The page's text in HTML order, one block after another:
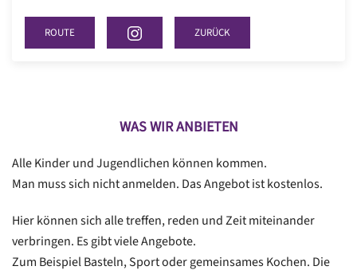
ROUTE ZURÜCK
WAS WIR ANBIETEN
Alle Kinder und Jugendlichen können kommen.
Man muss sich nicht anmelden. Das Angebot ist kostenlos.
Hier können sich alle treffen, reden und Zeit miteinander
verbringen. Es gibt viele Angebote.
Zum Beispiel Basteln, Sport oder gemeinsames Kochen. Die